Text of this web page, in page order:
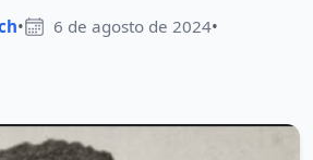
• 6 de agosto de 2024•